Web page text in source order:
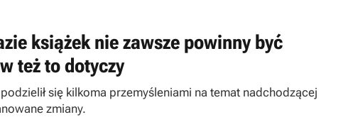
książek nie zawsze powinny być
też to dotyczy
się kilkoma przemyśleniami na temat nadchodzącej
zmiany.